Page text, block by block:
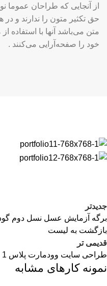
از آنجایی که طراحان عموما
حق تکثیر متون را ندارند و در
متن می‌باشد آنها با استفاده
خود را صفحه‌آرایی می‌کنند .
جدیدتر
برگه آزمایش عسل نسل دوم
بازگشت به لیست
قدیمی تر
طراحی سایت وودمارت پلاس 1
نمونه کارهای مشابه